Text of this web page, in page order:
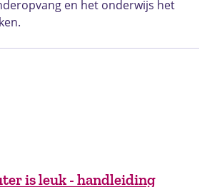
en het onderwijs het
is leuk - handleiding